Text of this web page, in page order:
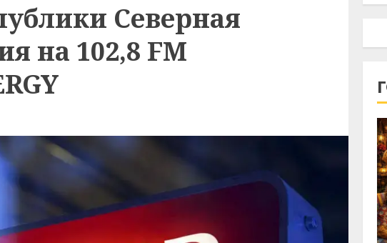
Северная
на 102,8 FM